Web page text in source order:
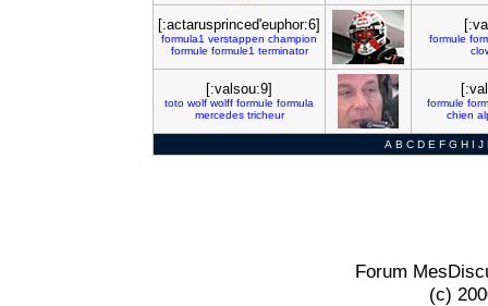
[:actarusprinced'euphor:6]
formula1 verstappen champion
formule formule1 terminator
formule
[:valsou:9]
toto wolf wolff formule formula
mercedes tricheur
formule
chien
A B C D E F G H I J
Forum
(c)